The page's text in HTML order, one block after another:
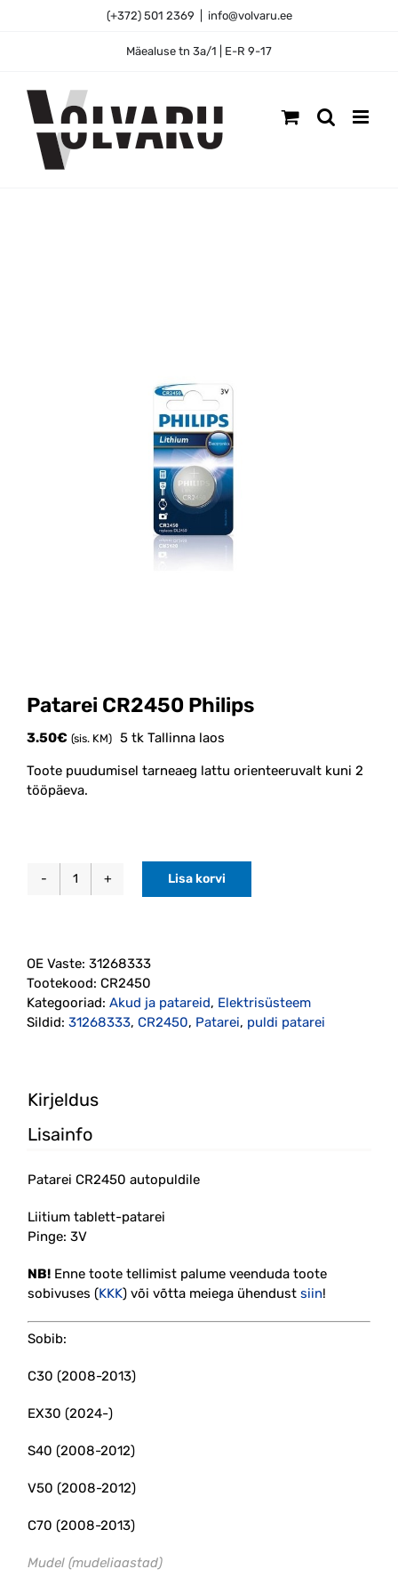
(+372) 501 2369 info@volvaru.ee
Mäealuse tn 3a/1 | E-R 9-17
Patarei CR2450 Philips
3.50€ (sis. KM) 5 tk Tallinna laos
Toote puudumisel tarneaeg lattu orienteeruvalt kuni 2
tööpäeva.
Patarei
Lisa korvi
OE Vaste: 31268333
Tootekood: CR2450
Kategooriad: Akud ja patareid, Elektrisüsteem
Sildid: 31268333, CR2450, Patarei, puldi patarei
Kirjeldus
Lisainfo
Patarei CR2450 autopuldile
Liitium tablett-patarei
Pinge: 3V
NB! Enne toote tellimist palume veenduda toote
sobivuses (KKK) või võtta meiega ühendust siin!
Sobib:
C30 (2008-2013)
EX30 (2024-)
S40 (2008-2012)
V50 (2008-2012)
C70 (2008-2013)
Mudel (mudeliaastad)